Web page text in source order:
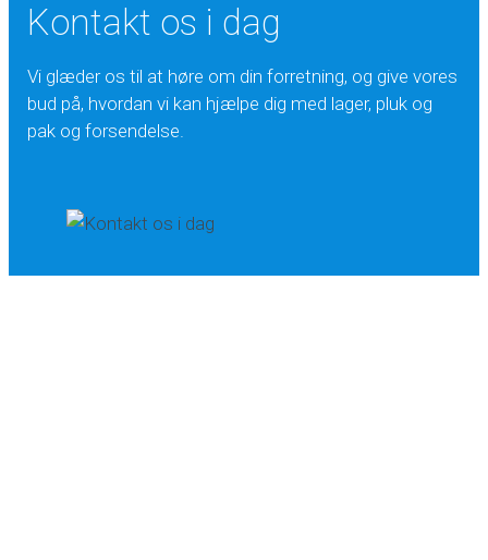
Kontakt os i dag
Vi glæder os til at høre om din forretning, og give vores
bud på, hvordan vi kan hjælpe dig med lager, pluk og
pak og forsendelse.